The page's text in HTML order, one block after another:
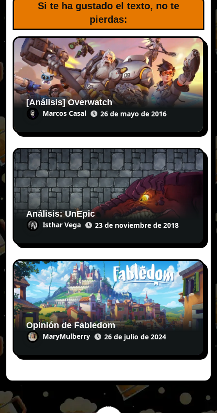
Si te ha gustado el texto, no te
pierdas:
[Análisis] Overwatch
Marcos Casal 26 de mayo de 2016
Análisis: UnEpic
Isthar Vega 23 de noviembre de 2018
Opinión de Fabledom
MaryMulberry 26 de julio de 2024